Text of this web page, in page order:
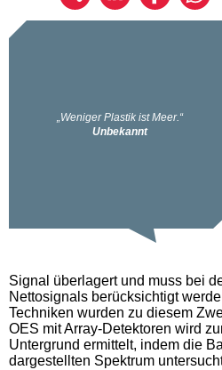
Signal überlagert und muss bei
Nettosignals berücksichtigt
Techniken wurden zu diesem
OES mit Array-Detektoren wird
Untergrund ermittelt, indem die
dargestellten Spektrum